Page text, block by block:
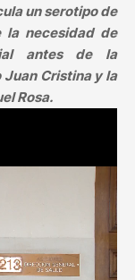
un serotipo de
la necesidad de
antes de la
Cristina y la
Rosa.